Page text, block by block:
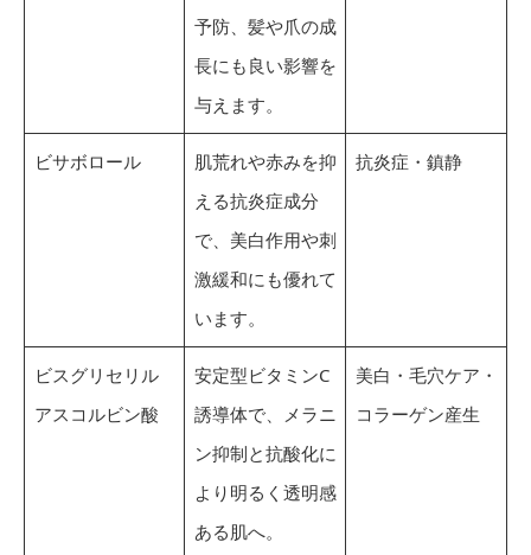
予防、髪や爪の成
長にも良い影響を
与えます。
ビサボロール
肌荒れや赤みを抑
える抗炎症成分
で、美白作用や刺
激緩和にも優れて
います。
抗炎症・鎮静
ビスグリセリル
アスコルビン酸
安定型ビタミンC
誘導体で、メラニ
ン抑制と抗酸化に
より明るく透明感
ある肌へ。
美白・毛穴ケア・
コラーゲン産生